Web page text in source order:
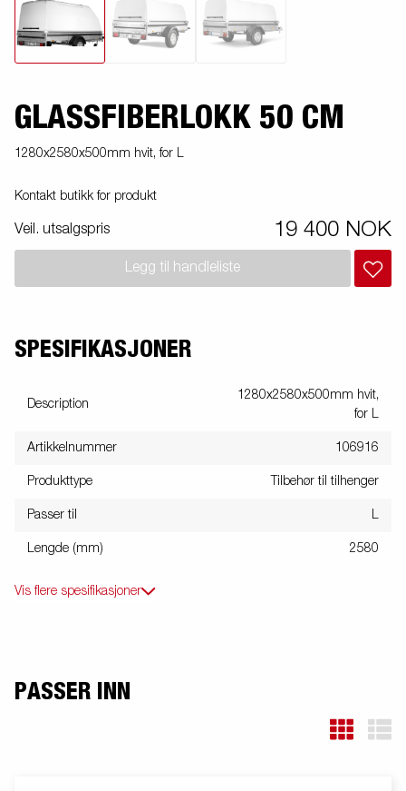
GLASSFIBERLOKK 50 CM
1280x2580x500mm hvit, for L
Kontakt butikk for produkt
Veil. utsalgspris 19 400 NOK
Legg til handleliste
SPESIFIKASJONER
Description
1280x2580x500mm hvit,
for L
Artikkelnummer 106916
Produkttype Tilbehør til tilhenger
Passer til
Lengde (mm) 2580
Vis flere spesifikasjoner
PASSER INN